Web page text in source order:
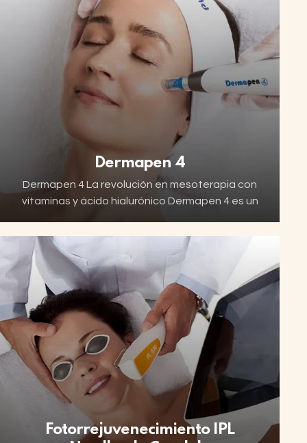
Dermapen 4
Dermapen 4 La revolución en mesoterapia con
vitaminas y ácido hialurónico Dermapen 4 es un
imperfecciones, diseñado para ofrecer
resultados estéticos rápidos, seguros y
eficaces. Esta técnica…
Fotorrejuvenecimiento IPL